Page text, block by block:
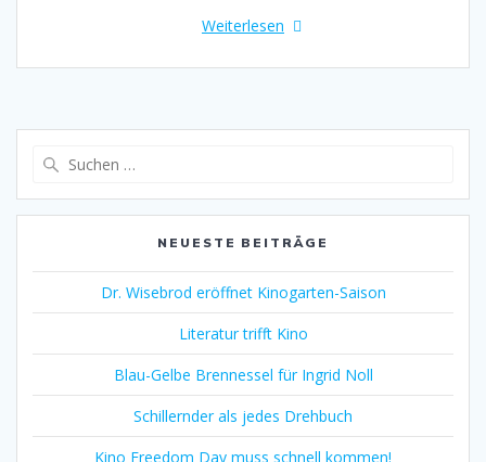
Weiterlesen
NEUESTE BEITRÄGE
Dr. Wisebrod eröffnet Kinogarten-Saison
Literatur trifft Kino
Blau-Gelbe Brennessel für Ingrid Noll
Schillernder als jedes Drehbuch
Kino Freedom Day muss schnell kommen!